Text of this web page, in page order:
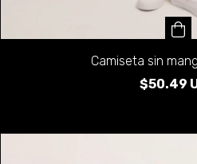
Camiseta sin
$50.49